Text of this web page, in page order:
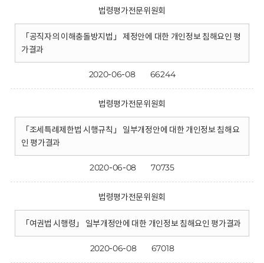
법령평가전문위원회
「공직자의 이해충돌방지법」 제정안에 대한 개인정보 침해요인 평
가결과
2020-06-08 66244
법령평가전문위원회
「조세특례제한법 시행규칙」 일부개정안에 대한 개인정보 침해요
인 평가결과
2020-06-08 70735
법령평가전문위원회
「여권법 시행령」 일부개정안에 대한 개인정보 침해요인 평가결과
2020-06-08 67018